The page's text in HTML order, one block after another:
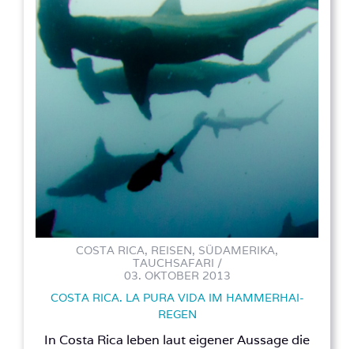
COSTA RICA, REISEN, SÜDAMERIKA,
TAUCHSAFARI /
03. OKTOBER 2013
COSTA RICA. LA PURA VIDA IM HAMMERHAI-
REGEN
In Costa Rica leben laut eigener Aussage die